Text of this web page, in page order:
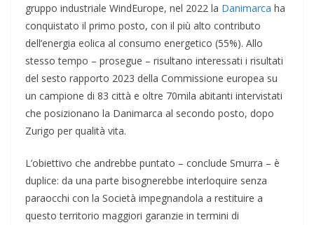
gruppo industriale WindEurope, nel 2022 la Danimarca ha
conquistato il primo posto, con il più alto contributo
dell’energia eolica al consumo energetico (55%). Allo
stesso tempo – prosegue – risultano interessati i risultati
del sesto rapporto 2023 della Commissione europea su
un campione di 83 città e oltre 70mila abitanti intervistati
che posizionano la Danimarca al secondo posto, dopo
Zurigo per qualità vita.
L’obiettivo che andrebbe puntato – conclude Smurra – è
duplice: da una parte bisognerebbe interloquire senza
paraocchi con la Società impegnandola a restituire a
questo territorio maggiori garanzie in termini di